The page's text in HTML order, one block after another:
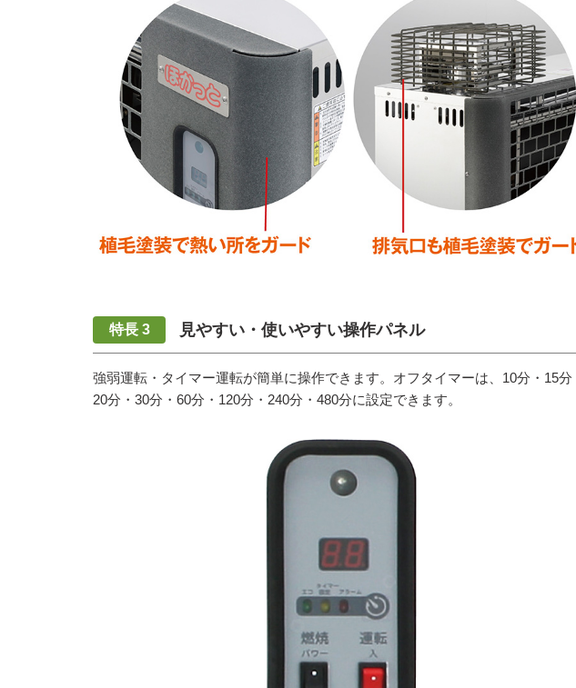
見やすい・使いやすい操作パネル
強弱運転・タイマー運転が簡単に操作できます。オフタイマーは、10分・15分
20分・30分・60分・120分・240分・480分に設定できます。